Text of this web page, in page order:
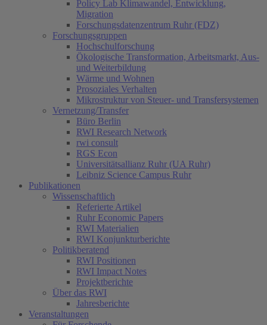
Policy Lab Klimawandel, Entwicklung,
Migration
Forschungsdatenzentrum Ruhr (FDZ)
Forschungsgruppen
Hochschulforschung
Ökologische Transformation, Arbeitsmarkt, Aus-
und Weiterbildung
Wärme und Wohnen
Prosoziales Verhalten
Mikrostruktur von Steuer- und Transfersystemen
Vernetzung/Transfer
Büro Berlin
RWI Research Network
rwi consult
RGS Econ
Universitätsallianz Ruhr (UA Ruhr)
Leibniz Science Campus Ruhr
Publikationen
Wissenschaftlich
Referierte Artikel
Ruhr Economic Papers
RWI Materialien
RWI Konjunkturberichte
Politikberatend
RWI Positionen
RWI Impact Notes
Projektberichte
Über das RWI
Jahresberichte
Veranstaltungen